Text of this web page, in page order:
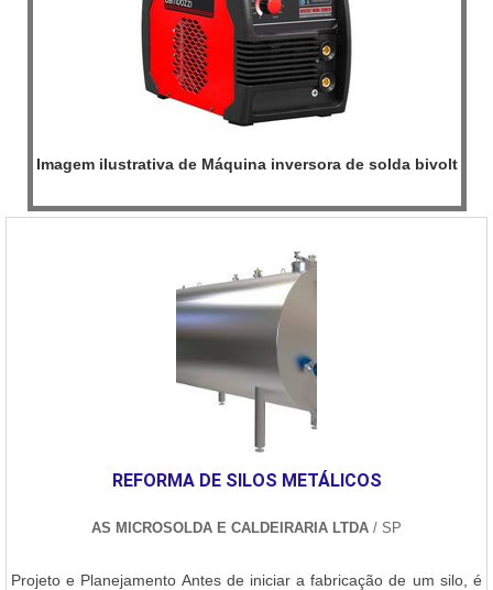
Imagem ilustrativa de Máquina inversora de solda bivolt
REFORMA DE SILOS METÁLICOS
AS MICROSOLDA E CALDEIRARIA LTDA / SP
Projeto e Planejamento Antes de iniciar a fabricação de um silo, é